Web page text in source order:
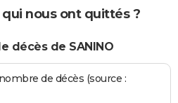
qui nous ont quittés ?
décès de SANINO
de décès (source :